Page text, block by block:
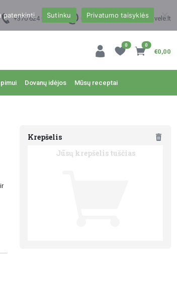
+370 624 00988 uzsakymai@dzukukrautuvele.lt
0 0
€0,00
Dovanų idėjos Mūsų receptai
Krepšelis
Jūsų krepšelis tuščias
patenkinti. Sutinku Privatumo taisyklės